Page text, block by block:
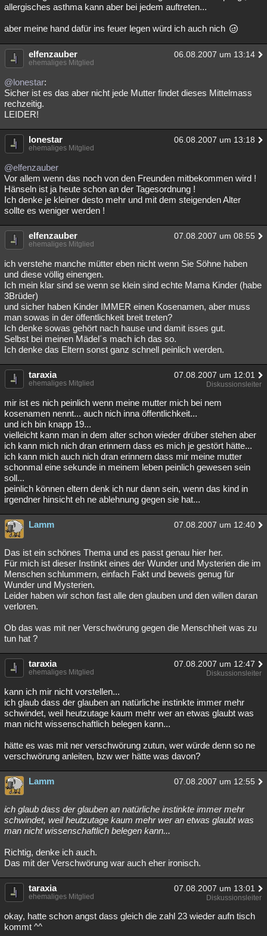
allergisches asthma kann aber bei jedem auftreten...
aber meine hand dafür ins feuer legen würd ich auch nich
elfenzauber 06.08.2007 um 13:14
ehemaliges Mitglied
@lonestar:
Sicher ist es das aber nicht jede Mutter findet dieses Mittelmass
rechzeitig.
LEIDER!
lonestar 06.08.2007 um 13:18
ehemaliges Mitglied
@elfenzauber
Vor allem wenn das noch von den Freunden mitbekommen wird !
Hänseln ist ja heute schon an der Tagesordnung !
Ich denke je kleiner desto mehr und mit dem steigenden Alter
sollte es weniger werden !
elfenzauber 07.08.2007 um 08:55
ehemaliges Mitglied
ich verstehe manche mütter eben nicht wenn Sie Söhne haben
und diese völlig einengen.
Ich mein klar sind se wenn se klein sind echte Mama Kinder (habe
3Brüder)
und sicher haben Kinder IMMER einen Kosenamen, aber muss
man sowas in der öffentlichkeit breit treten?
Ich denke sowas gehört nach hause und damit isses gut.
Selbst bei meinen Mädel´s mach ich das so.
Ich denke das Eltern sonst ganz schnell peinlich werden.
taraxia 07.08.2007 um 12:01
ehemaliges Mitglied Diskussionsleiter
mir ist es nich peinlich wenn meine mutter mich bei nem
kosenamen nennt... auch nich inna öffentlichkeit...
und ich bin knapp 19...
vielleicht kann man in dem alter schon wieder drüber stehen aber
ich kann mich nich dran erinnern dass es mich je gestört hätte...
ich kann mich auch nich dran erinnern dass mir meine mutter
schonmal eine sekunde in meinem leben peinlich gewesen sein
soll...
peinlich können eltern denk ich nur dann sein, wenn das kind in
irgendner hinsicht eh ne ablehnung gegen sie hat...
Lamm 07.08.2007 um 12:40
Das ist ein schönes Thema und es passt genau hier her.
Für mich ist dieser Instinkt eines der Wunder und Mysterien die im
Menschen schlummern, einfach Fakt und beweis genug für
Wunder und Mysterien.
Leider haben wir schon fast alle den glauben und den willen daran
verloren.
Ob das was mit ner Verschwörung gegen die Menschheit was zu
tun hat ?
taraxia 07.08.2007 um 12:47
ehemaliges Mitglied Diskussionsleiter
kann ich mir nicht vorstellen...
ich glaub dass der glauben an natürliche instinkte immer mehr
schwindet, weil heutzutage kaum mehr wer an etwas glaubt was
man nicht wissenschaftlich belegen kann...
hätte es was mit ner verschwörung zutun, wer würde denn so ne
verschwörung anleiten, bzw wer hätte was davon?
Lamm 07.08.2007 um 12:55
ich glaub dass der glauben an natürliche instinkte immer mehr
schwindet, weil heutzutage kaum mehr wer an etwas glaubt was
man nicht wissenschaftlich belegen kann...
Richtig, denke ich auch.
Das mit der Verschwörung war auch eher ironisch.
taraxia 07.08.2007 um 13:01
ehemaliges Mitglied Diskussionsleiter
okay, hatte schon angst dass gleich die zahl 23 wieder aufn tisch
kommt ^^